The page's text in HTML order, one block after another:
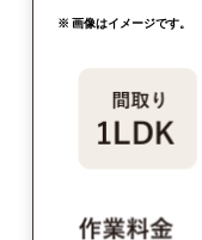
※ 画像はイメージです。